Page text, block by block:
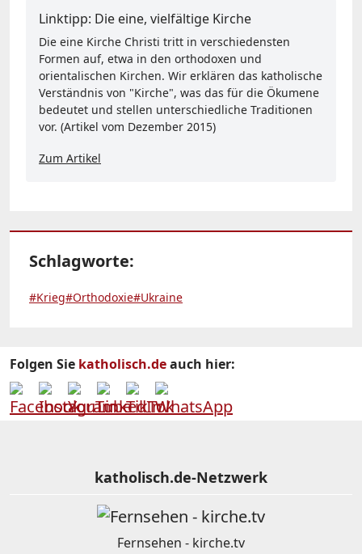
Linktipp: Die eine, vielfältige Kirche
Die eine Kirche Christi tritt in verschiedensten
Formen auf, etwa in den orthodoxen und
orientalischen Kirchen. Wir erklären das katholische
Verständnis von "Kirche", was das für die Ökumene
bedeutet und stellen unterschiedliche Traditionen
vor. (Artikel vom Dezember 2015)
Zum Artikel
Schlagworte:
#Krieg#Orthodoxie#Ukraine
Folgen Sie katholisch.deauch hier:
katholisch.de-Netzwerk
Fernsehen - kirche.tv